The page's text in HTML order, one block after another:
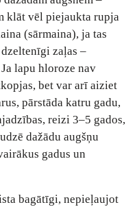
klāt vēl piejaukta rupja
(sārmaina), ja tas
zaļas –
lapu hloroze nav
bet var arī aiziet
pārstāda katru gadu,
reizi 3–5 gados,
dažādu augšņu
gadus un
bagātīgi, nepieļaujot